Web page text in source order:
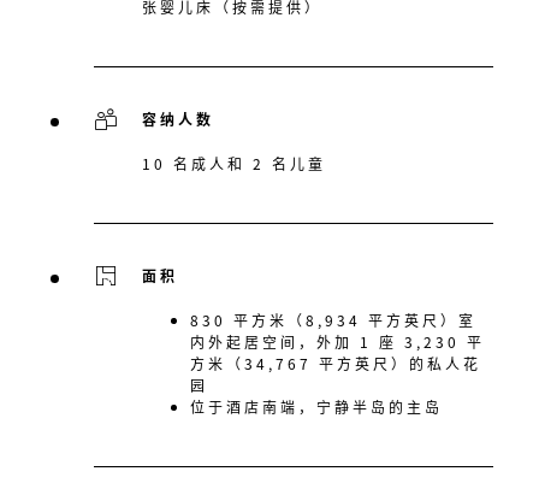
张婴儿床（按需提供）
容纳人数
10 名成人和 2 名儿童
面积
830 平方米（8,934 平方英尺）室
内外起居空间，外加 1 座 3,230 平
方米（34,767 平方英尺）的私人花
园
位于酒店南端，宁静半岛的主岛